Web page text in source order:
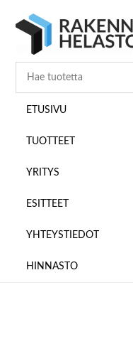
pääsisältöön
ensisijaiseen
alatunnisteeseen
ETUSIVU
TUOTTEET
YRITYS
ESITTEET
YHTEYSTIEDOT
HINNASTO